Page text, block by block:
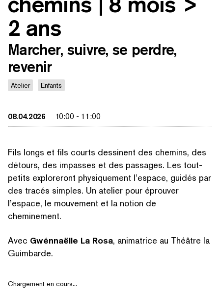
2 ans
Marcher, suivre, se perdre,
revenir
Atelier Enfants
08.04.2026 10:00 - 11:00
Fils longs et fils courts dessinent des chemins, des
détours, des impasses et des passages. Les tout-
petits exploreront physique­ment l’espace, guidés par
des tracés simples. Un atelier pour éprouver
l’espace, le mouvement et la notion de
cheminement.
Avec Gwénnaëlle La Rosa, animatrice au Théâtre la
Guimbarde.
Chargement en cours...